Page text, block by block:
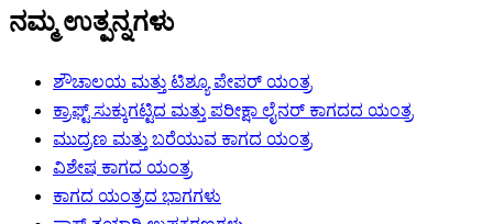
ನಮ್ಮ ಉತ್ಪನ್ನಗಳು
ಶೌಚಾಲಯ ಮತ್ತು ಟಿಶ್ಯೂ ಪೇಪರ್ ಯಂತ್ರ
ಕ್ರಾಫ್ಟ್ ಸುಕ್ಕುಗಟ್ಟಿದ ಮತ್ತು ಪರೀಕ್ಷಾ ಲೈನರ್ ಕಾಗದದ ಯಂತ್ರ
ಮುದ್ರಣ ಮತ್ತು ಬರೆಯುವ ಕಾಗದ ಯಂತ್ರ
ವಿಶೇಷ ಕಾಗದ ಯಂತ್ರ
ಕಾಗದ ಯಂತ್ರದ ಭಾಗಗಳು